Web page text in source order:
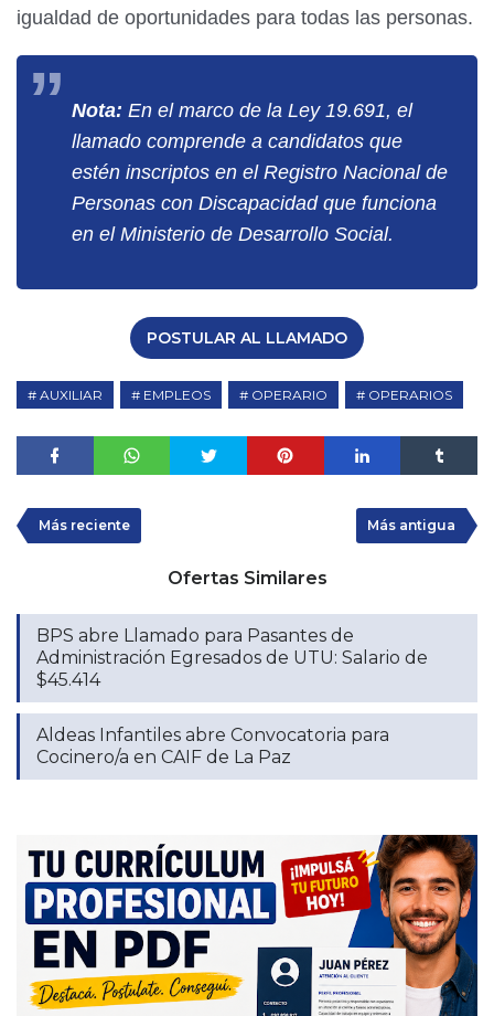
igualdad de oportunidades para todas las personas.
Nota: En el marco de la Ley 19.691, el
llamado comprende a candidatos que
estén inscriptos en el Registro Nacional de
Personas con Discapacidad que funciona
en el Ministerio de Desarrollo Social.
POSTULAR AL LLAMADO
AUXILIAR EMPLEOS OPERARIO OPERARIOS
Más reciente Más antigua
Ofertas Similares
BPS abre Llamado para Pasantes de
Administración Egresados de UTU: Salario de
$45.414
Aldeas Infantiles abre Convocatoria para
Cocinero/a en CAIF de La Paz